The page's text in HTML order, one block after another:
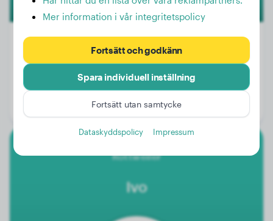
Vikt:
3 kg
Ålder:
1 år, 2 månader
Rottweiler
Ivo
Mer information i vår integritetspolicy
Fortsätt och godkänn
Spara individuell inställning
Fortsätt utan samtycke
Dataskyddspolicy Impressum